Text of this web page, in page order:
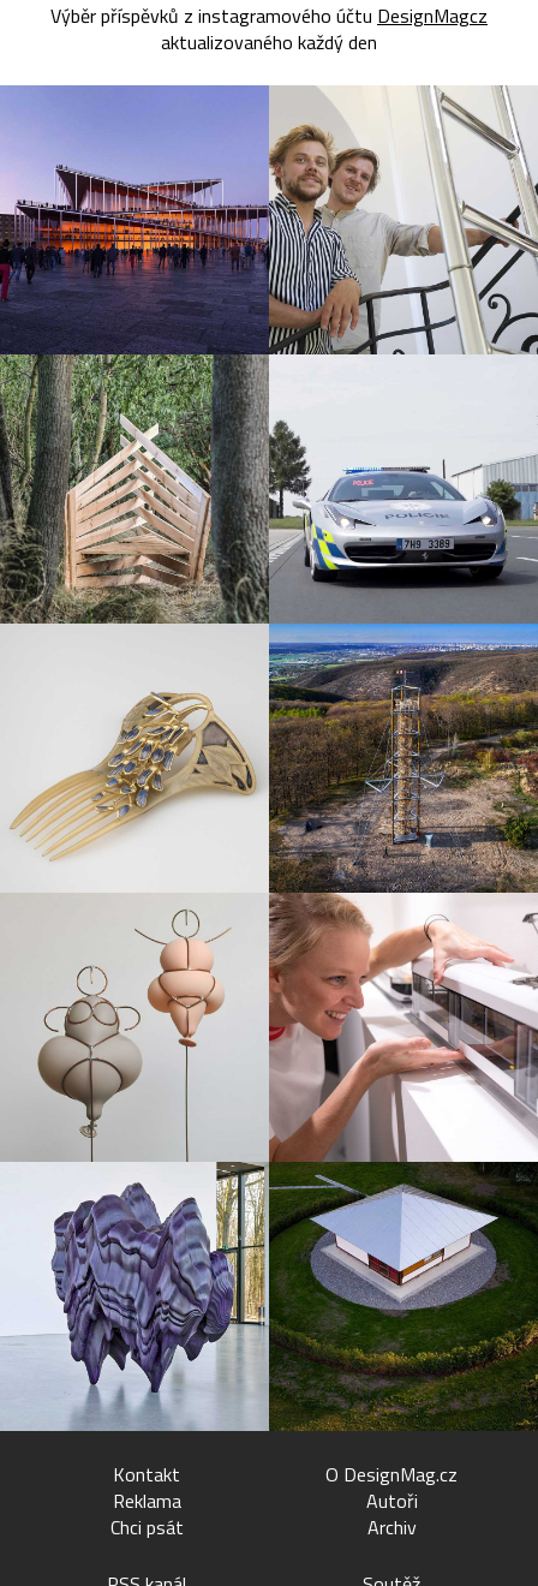
Výběr příspěvků z instagramového účtu DesignMagcz
aktualizovaného každý den
Kontakt
Reklama
Chci psát
O DesignMag.cz
Autoři
Archiv